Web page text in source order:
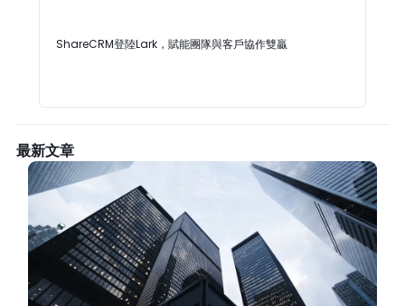
ShareCRM登陸Lark，賦能團隊與客戶協作雙贏
最新文章